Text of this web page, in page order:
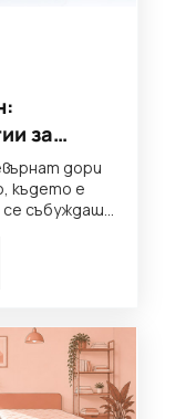
за
дори
където е
събуждаш